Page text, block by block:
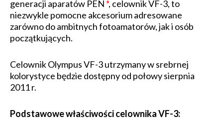
generacji aparatów PEN *, celownik VF-3, to
niezwykle pomocne akcesorium adresowane
zarówno do ambitnych fotoamatorów, jak i osób
początkujących.
Celownik Olympus VF-3 utrzymany w srebrnej
kolorystyce będzie dostępny od połowy sierpnia
2011 r.
Podstawowe właściwości celownika VF-3: